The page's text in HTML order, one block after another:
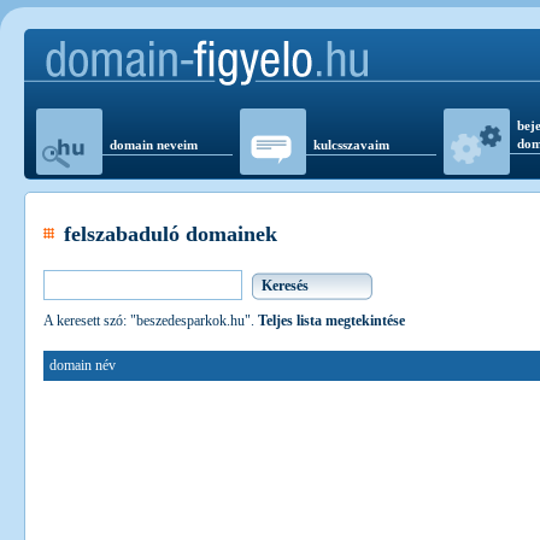
domain neveim kulcsszavaim
felszabaduló domainek
A keresett szó: "beszedesparkok.hu". Teljes lista megtekintése
domain név